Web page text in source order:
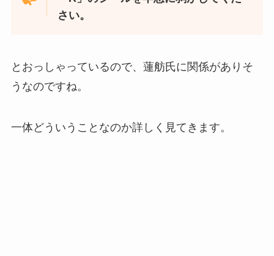
さい。
とおっしゃっているので、蓮舫氏に関係がありそ
うなのですね。
一体どういうことなのか詳しく見てきます。